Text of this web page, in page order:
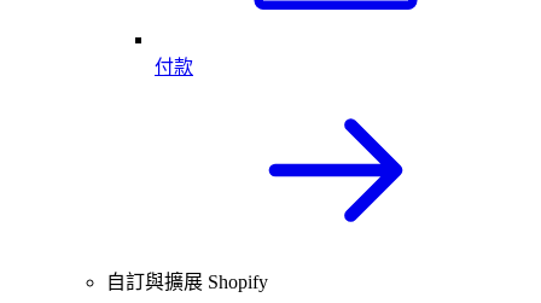
付款
自訂與擴展 Shopify